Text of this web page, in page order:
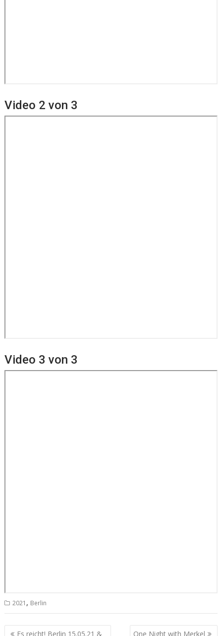
Video 2 von 3
Video 3 von 3
2021 , Berlin
Beitrags-
Es reicht! Berlin 15.05.21 & One Night with Merkel